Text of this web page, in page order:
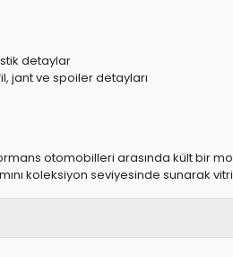
detaylar
jant ve spoiler detayları
otomobilleri arasında kült bir
koleksiyon seviyesinde